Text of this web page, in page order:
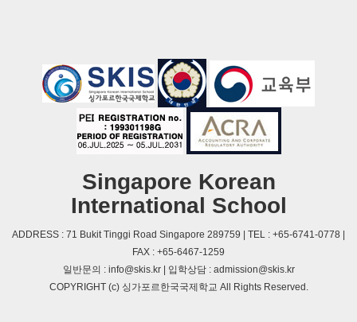
Singapore Korean
International School
ADDRESS : 71 Bukit Tinggi Road Singapore 289759 | TEL : +65-6741-0778 |
FAX : +65-6467-1259
일반문의 : info@skis.kr | 입학상담 : admission@skis.kr
COPYRIGHT (c) 싱가포르한국국제학교 All Rights Reserved.